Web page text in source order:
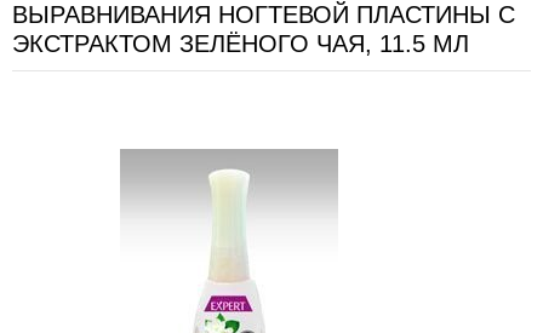
ВЫРАВНИВАНИЯ НОГТЕВОЙ ПЛАСТИНЫ С
ЭКСТРАКТОМ ЗЕЛЁНОГО ЧАЯ, 11.5 МЛ